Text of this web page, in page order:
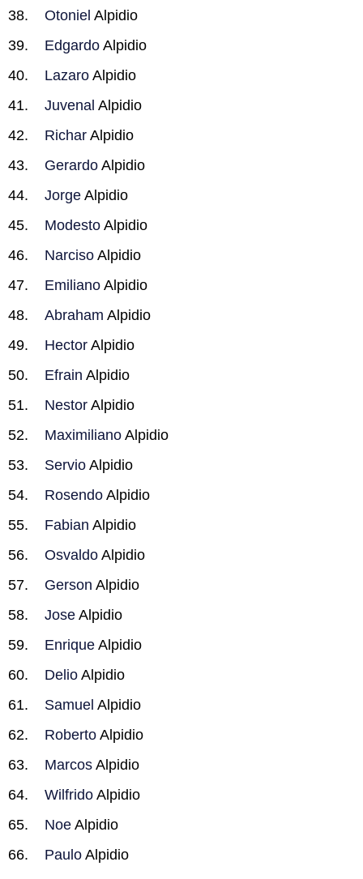
Otoniel Alpidio
Edgardo Alpidio
Lazaro Alpidio
Juvenal Alpidio
Richar Alpidio
Gerardo Alpidio
Jorge Alpidio
Modesto Alpidio
Narciso Alpidio
Emiliano Alpidio
Abraham Alpidio
Hector Alpidio
Efrain Alpidio
Nestor Alpidio
Maximiliano Alpidio
Servio Alpidio
Rosendo Alpidio
Fabian Alpidio
Osvaldo Alpidio
Gerson Alpidio
Jose Alpidio
Enrique Alpidio
Delio Alpidio
Samuel Alpidio
Roberto Alpidio
Marcos Alpidio
Wilfrido Alpidio
Noe Alpidio
Paulo Alpidio